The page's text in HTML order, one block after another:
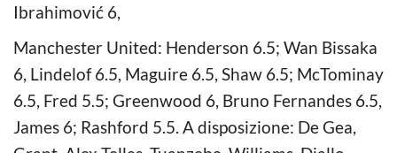
Ibrahimović 6,
Manchester United: Henderson 6.5; Wan Bissaka
6, Lindelof 6.5, Maguire 6.5, Shaw 6.5; McTominay
6.5, Fred 5.5; Greenwood 6, Bruno Fernandes 6.5,
James 6; Rashford 5.5. A disposizione: De Gea,